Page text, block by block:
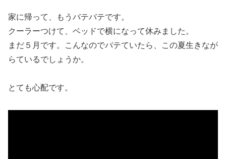
家に帰って、もうバテバテです。
クーラーつけて、ベッドで横になって休みました。
まだ５月です。こんなのでバテていたら、この夏生きなが
らているでしょうか。
とても心配です。